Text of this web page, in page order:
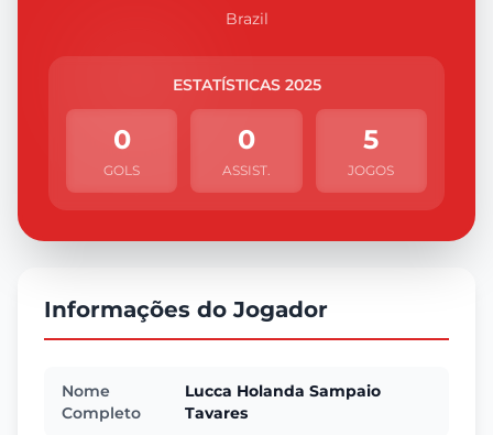
Brazil
ESTATÍSTICAS 2025
0
GOLS
0
ASSIST.
5
JOGOS
Informações do Jogador
Nome
Completo
Lucca Holanda Sampaio
Tavares